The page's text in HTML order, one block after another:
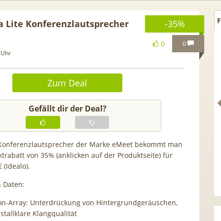
-35%
0
0
Lite Konferenzlautsprecher
Zum Deal
Gefällt dir der Deal?
der Marke eMeet bekommt man
von 35% (anklicken auf der Produktseite) für
(Idealo).
Daten:
Array: Unterdrückung von Hintergrundgeräuschen,
Klangqualität
🍿 Netflix Standard + 300
Sender (280 in HD) via
mtl.
Luftentfeuchten | 9.000
App- & Smart-Home-